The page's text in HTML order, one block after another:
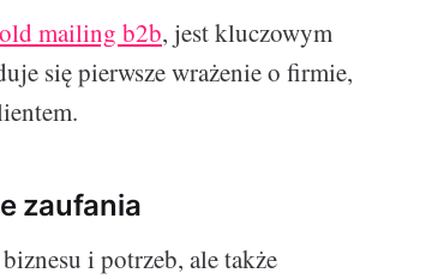
mailing b2b, jest kluczowym
się pierwsze wrażenie o firmie,
zaufania
i potrzeb, ale także